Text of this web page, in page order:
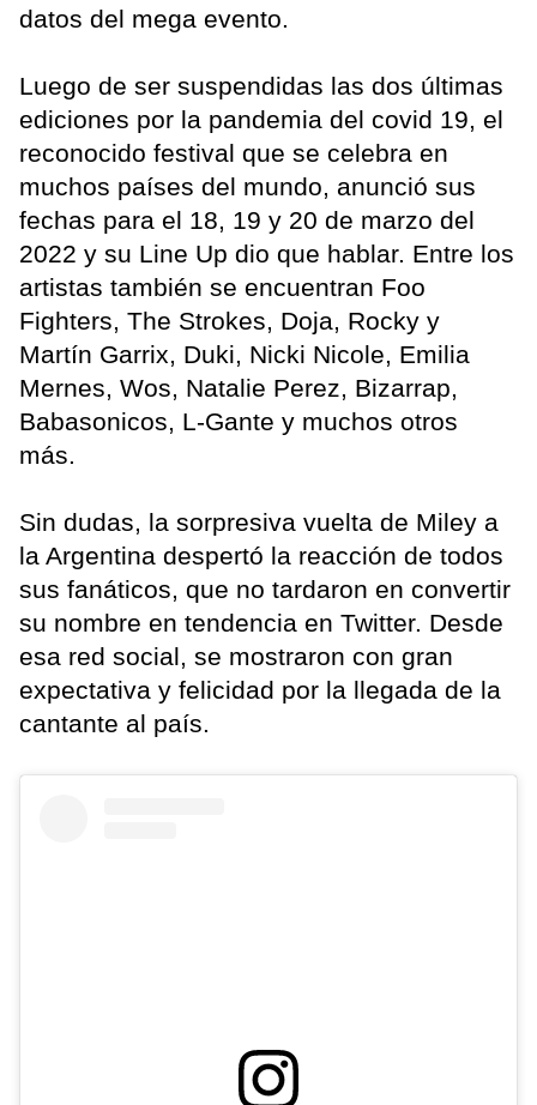
datos del mega evento.
Luego de ser suspendidas las dos últimas
ediciones por la pandemia del covid 19, el
reconocido festival que se celebra en
muchos países del mundo, anunció sus
fechas para el 18, 19 y 20 de marzo del
2022 y su Line Up dio que hablar. Entre los
artistas también se encuentran Foo
Fighters, The Strokes, Doja, Rocky y
Martín Garrix, Duki, Nicki Nicole, Emilia
Mernes, Wos, Natalie Perez, Bizarrap,
Babasonicos, L-Gante y muchos otros
más.
Sin dudas, la sorpresiva vuelta de Miley a
la Argentina despertó la reacción de todos
sus fanáticos, que no tardaron en convertir
su nombre en tendencia en Twitter. Desde
esa red social, se mostraron con gran
expectativa y felicidad por la llegada de la
cantante al país.